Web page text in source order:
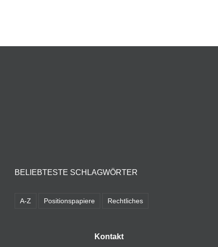
BELIEBTESTE SCHLAGWÖRTER
A-Z Positionspapiere Rechtliches
Kontakt